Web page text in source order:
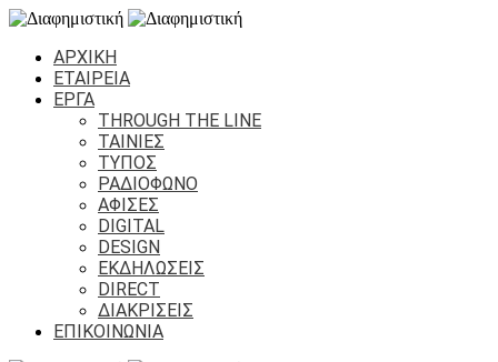
ΑΡΧΙΚΗ
ΕΤΑΙΡΕΙΑ
ΕΡΓΑ
THROUGH THE LINE
ΤΑΙΝΙΕΣ
ΤΥΠΟΣ
ΡΑΔΙΟΦΩΝΟ
ΑΦΙΣΕΣ
DIGITAL
DESIGN
ΕΚΔΗΛΩΣΕΙΣ
DIRECT
ΔΙΑΚΡΙΣΕΙΣ
ΕΠΙΚΟΙΝΩΝΙΑ